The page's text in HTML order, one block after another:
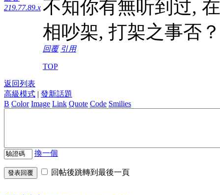
219.77.89.x 不知你有無听到过,
相吵架, 打架之事否？
回覆 引用
TOP
返回列表
高級模式 | 發新話題
B Color Image Link Quote Code Smilies
換一個
發表回覆 回帖後跳轉到最後一頁